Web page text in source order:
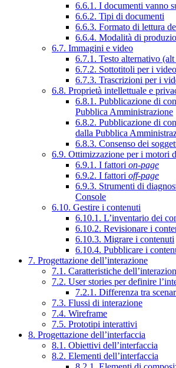
6.6.1. I documenti vanno
6.6.2. Tipi di documenti
6.6.3. Formato di lettura
6.6.4. Modalità di
6.7. Immagini e video
6.7.1. Testo alternativo
6.7.2. Sottotitoli per i video
6.7.3. Trascrizioni per i
6.8. Proprietà intellettuale e
6.8.1. Pubblicazione di
Pubblica Amministrazione
6.8.2. Pubblicazione di
dalla Pubblica
6.8.3. Consenso dei
6.9. Ottimizzazione per i motori
6.9.1. I fattori on-page
6.9.2. I fattori off-page
6.9.3. Strumenti di
Console
6.10. Gestire i contenuti
6.10.1. L’inventario dei
6.10.2. Revisionare i
6.10.3. Migrare i contenuti
6.10.4. Pubblicare i
7. Progettazione dell’interazione
7.1. Caratteristiche
7.2. User stories per definire
7.2.1. Differenza tra
7.3. Flussi di interazione
7.4. Wireframe
7.5. Prototipi interattivi
8. Progettazione dell’interfaccia
8.1. Obiettivi dell’interfaccia
8.2. Elementi dell’interfaccia